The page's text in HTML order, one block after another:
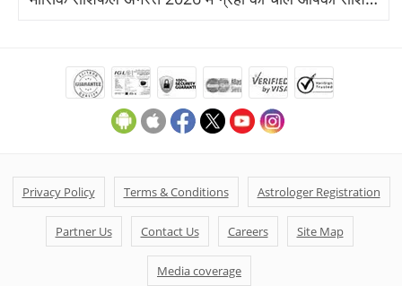
Privacy Policy Terms & Conditions Astrologer Registration
Partner Us Contact Us Careers Site Map
Media coverage